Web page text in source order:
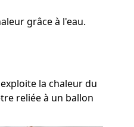
grâce à l'eau.
la chaleur du
reliée à un ballon